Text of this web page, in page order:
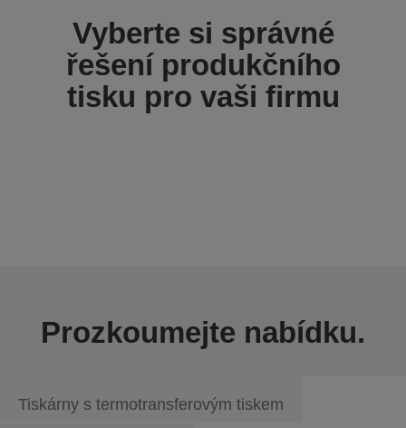
Vyberte si správné
řešení produkčního
tisku pro vaši firmu
Prozkoumejte nabídku.
Tiskárny s termotransferovým tiskem